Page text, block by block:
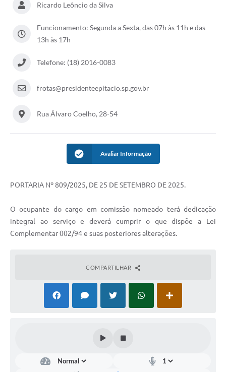
Ricardo Leôncio da Silva
Funcionamento: Segunda a Sexta, das 07h às 11h e das
13h às 17h
Telefone: (18) 2016-0083
frotas@presidenteepitacio.sp.gov.br
Rua Álvaro Coelho, 28-54
Avaliar Informação
PORTARIA Nº 809/2025, DE 25 DE SETEMBRO DE 2025.
O ocupante do cargo em comissão nomeado terá dedicação
integral ao serviço e deverá cumprir o que dispõe a Lei
Complementar 002/94 e suas posteriores alterações.
COMPARTILHAR